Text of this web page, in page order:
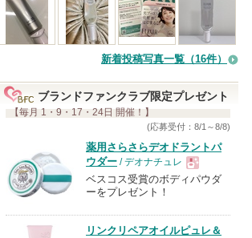
新着投稿写真一覧（16件）
ブランドファンクラブ限定プレゼント
【毎月 1・9・17・24日 開催！】
(応募受付：8/1～8/8)
薬用さらさらデオドラントパ
ウダー / デオナチュレ
現
品
ベスコス受賞のボディパウダ
ーをプレゼント！
リンクリペアオイルピュレ＆